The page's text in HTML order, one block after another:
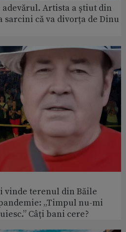
adevărul. Artista a știut din
că va divorța de Dinu
vinde terenul din Băile
„Timpul nu-mi
Câți bani cere?